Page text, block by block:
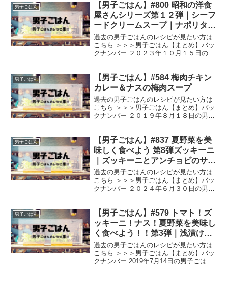
典：） 材料 鶏もも肉（２枚）、塩（小さ
じ1/2）...
男子ごはん
【男子ごはん】#800 昭和の洋食
屋さんシリーズ第１２弾｜シーフ
ードクリームスープ｜ナポリタン
｜スコッチエッグ
過去の男子ごはんのレシピが見たい方は
こちら ＞＞＞男子ごはん【まとめ】バッ
クナンバー ２０２３年１０月１５日の男
リームスープ （出典：） 材料 シーフー
ドミック...
男子ごはん
【男子ごはん】#584 梅肉チキン
カレー＆ナスの梅肉スープ
過去の男子ごはんのレシピが見たい方は
こちら ＞＞＞男子ごはん【まとめ】バッ
クナンバー ２０１９年８月１８日の男子
ぱり感で食欲増進！超簡単 ナスの梅肉ス
ープ 梅干し...
男子ごはん
【男子ごはん】#837 夏野菜を美
味しく食べよう 第8弾ズッキーニ
｜ズッキーニとアンチョビのサラ
ダ｜ズッキーニと生ハムのはさみ
フライ｜ズッキーニと豚肉のXO
醬炒め
過去の男子ごはんのレシピが見たい方は
こちら ＞＞＞男子ごはん【まとめ】バッ
クナンバー ２０２４年６月３０日の男子
ズッキーニと豚肉のXO醬炒め ズッキー
ニとアンチョ...
男子ごはん
【男子ごはん】#579 トマト！ズ
ッキーニ！ナス！夏野菜を美味し
く食べよう！！第3弾｜浅漬けカ
ポナータ｜ナスの冷やし麺風 香
味ダレ｜みょうがの肉巻き
過去の男子ごはんのレシピが見たい方は
こちら ＞＞＞男子ごはん【まとめ】バッ
クナンバー 2019年7月14日の男子ごはん